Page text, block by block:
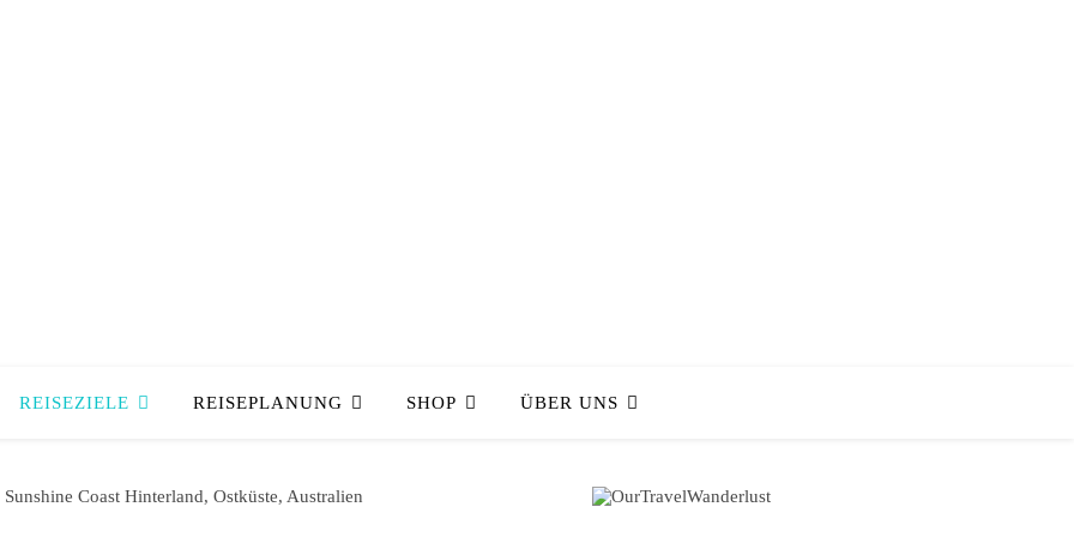
REISEZIELE REISEPLANUNG SHOP ÜBER UNS